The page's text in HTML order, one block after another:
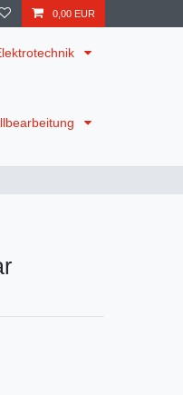
0,00 EUR